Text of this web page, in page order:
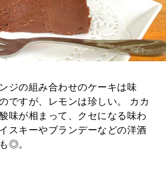
ジの組み合わせのケーキは味
ですが、レモンは珍しい。 カカ
味が相まって、クセになる味わ
スキーやブランデーなどの洋酒
◎。